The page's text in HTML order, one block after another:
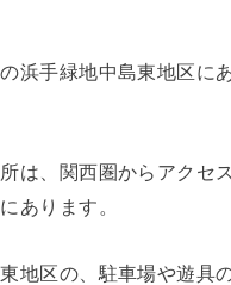
浜手緑地中島東地区に
は、関西圏からアクセ
あります。
地区の、駐車場や遊具